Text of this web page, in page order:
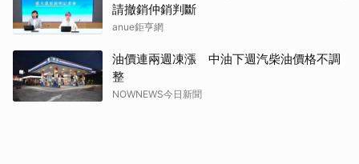
請撤銷仲銷判斷
anue鉅亨網
油價連兩週凍漲 中油下週汽柴油價格不調
整
NOWNEWS今日新聞